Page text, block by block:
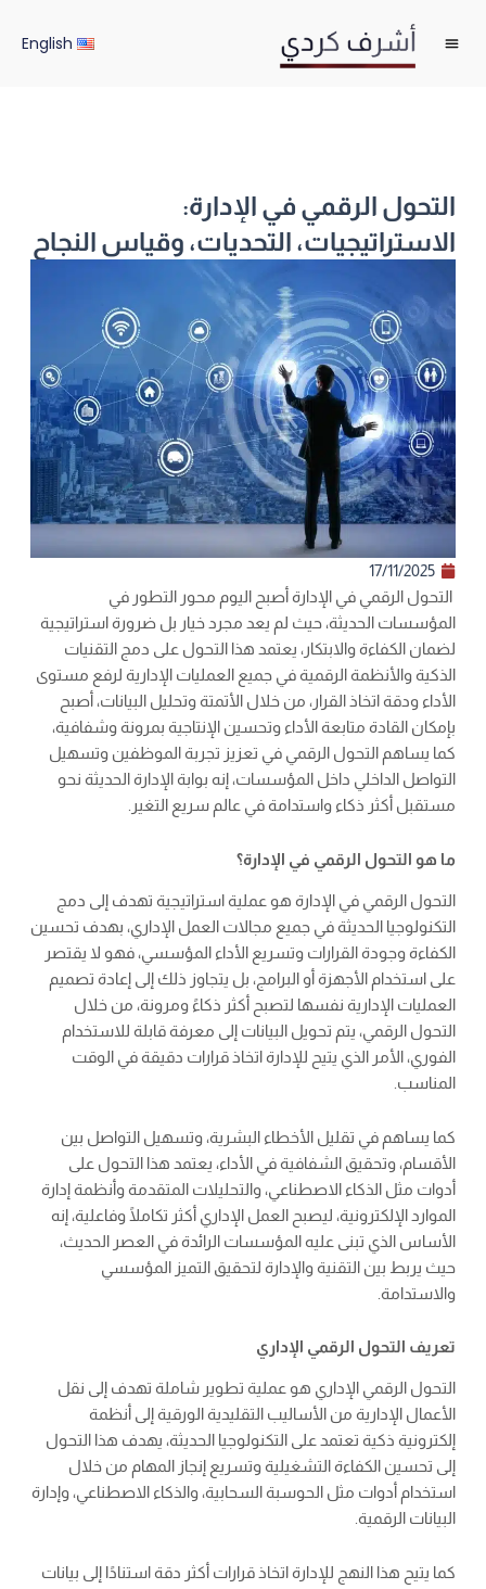
English
التحول الرقمي في الإدارة:
الاستراتيجيات، التحديات، وقياس النجاح
17/11/2025
التحول الرقمي في الإدارة أصبح اليوم محور التطور في
المؤسسات الحديثة، حيث لم يعد مجرد خيار بل ضرورة استراتيجية
لضمان الكفاءة والابتكار، يعتمد هذا التحول على دمج التقنيات
الذكية والأنظمة الرقمية في جميع العمليات الإدارية لرفع مستوى
الأداء ودقة اتخاذ القرار، من خلال الأتمتة وتحليل البيانات، أصبح
بإمكان القادة متابعة الأداء وتحسين الإنتاجية بمرونة وشفافية،
كما يساهم التحول الرقمي في تعزيز تجربة الموظفين وتسهيل
التواصل الداخلي داخل المؤسسات، إنه بوابة الإدارة الحديثة نحو
مستقبل أكثر ذكاء واستدامة في عالم سريع التغير.
ما هو التحول الرقمي في الإدارة؟
التحول الرقمي في الإدارة هو عملية استراتيجية تهدف إلى دمج
التكنولوجيا الحديثة في جميع مجالات العمل الإداري، بهدف تحسين
الكفاءة وجودة القرارات وتسريع الأداء المؤسسي، فهو لا يقتصر
على استخدام الأجهزة أو البرامج، بل يتجاوز ذلك إلى إعادة تصميم
العمليات الإدارية نفسها لتصبح أكثر ذكاءً ومرونة، من خلال
التحول الرقمي، يتم تحويل البيانات إلى معرفة قابلة للاستخدام
الفوري، الأمر الذي يتيح للإدارة اتخاذ قرارات دقيقة في الوقت
المناسب.
كما يساهم في تقليل الأخطاء البشرية، وتسهيل التواصل بين
الأقسام، وتحقيق الشفافية في الأداء، يعتمد هذا التحول على
أدوات مثل الذكاء الاصطناعي، والتحليلات المتقدمة وأنظمة إدارة
الموارد الإلكترونية، ليصبح العمل الإداري أكثر تكاملًا وفاعلية، إنه
الأساس الذي تبنى عليه المؤسسات الرائدة في العصر الحديث،
حيث يربط بين التقنية والإدارة لتحقيق التميز المؤسسي
والاستدامة.
تعريف التحول الرقمي الإداري
التحول الرقمي الإداري هو عملية تطوير شاملة تهدف إلى نقل
الأعمال الإدارية من الأساليب التقليدية الورقية إلى أنظمة
إلكترونية ذكية تعتمد على التكنولوجيا الحديثة، يهدف هذا التحول
إلى تحسين الكفاءة التشغيلية وتسريع إنجاز المهام من خلال
استخدام أدوات مثل الحوسبة السحابية، والذكاء الاصطناعي، وإدارة
البيانات الرقمية.
كما يتيح هذا النهج للإدارة اتخاذ قرارات أكثر دقة استنادًا إلى بيانات